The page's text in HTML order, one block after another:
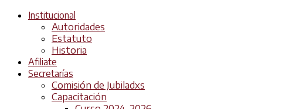
Institucional
Autoridades
Estatuto
Historia
Afiliate
Secretarías
Comisión de Jubiladxs
Capacitación